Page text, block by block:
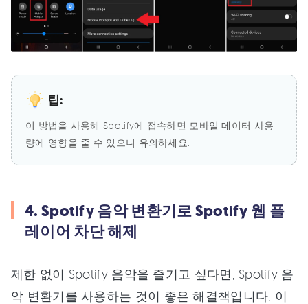
팁:
이 방법을 사용해 Spotify에 접속하면 모바일 데이터 사용
량에 영향을 줄 수 있으니 유의하세요.
4. Spotify 음악 변환기로 Spotify 웹 플
레이어 차단 해제
제한 없이 Spotify 음악을 즐기고 싶다면, Spotify 음
악 변환기를 사용하는 것이 좋은 해결책입니다. 이